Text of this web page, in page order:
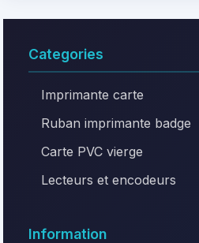
Categories
Imprimante carte
Ruban imprimante badge
Carte PVC vierge
Lecteurs et encodeurs
Information